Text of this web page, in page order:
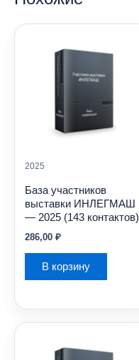
2025
База участников
выставки ИНЛЕГМАШ
— 2025 (143 контактов)
286,00 ₽
В корзину